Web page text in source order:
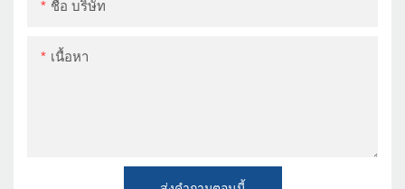
ชื่อ บริษัท
เนื้อหา